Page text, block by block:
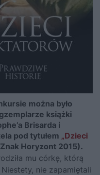
można było
książki
Brisarda i
pod tytułem „Dzieci
Horyzont 2015).
mu córkę, którą
nie zapamiętali